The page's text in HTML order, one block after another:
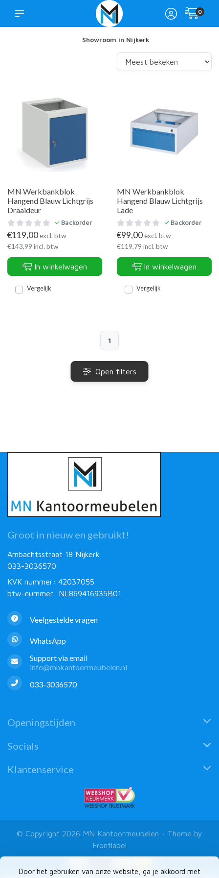
Door het gebruiken van onze website, ga je akkoord met
0
Showroom in Nijkerk
MN Werkbankblok
Hangend Blauw Lichtgrijs
Draaideur
Backorder
€119,00excl. btw
€143,99 incl. btw
In winkelwagen
Vergelijk
MN Werkbankblok
Hangend Blauw Lichtgrijs
Lade
Backorder
€99,00excl. btw
€119,79 incl. btw
In winkelwagen
Vergelijk
1
Open filters
Groot in nieuw en gebruikt!
Ambachtsstraat 18 Nijkerk
033-3036570
KVK nummer: 42037055
btw-nummer: NL869416935B01
Veelgestelde vragen
WhatsApp
Support via email
info@mnkantoormeubelen.nl
033-3036570
Openingstijden
Socials
Klantenservice
© Copyright 2026 MN Kantoormeubelen - Theme by
Frontlabel